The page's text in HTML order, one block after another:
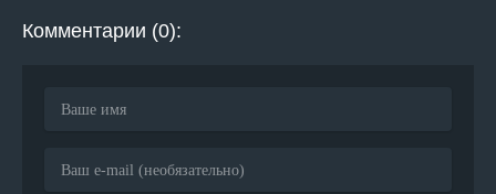
Комментарии (0):